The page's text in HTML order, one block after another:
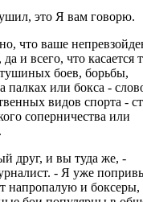
это Я вам говорю.
что ваше
и всего, что касается
боев, борьбы,
палках или бокса -
видов спорта -
соперничества или
друг, и вы туда же, -
- Я уже
напропалую и боксеры,